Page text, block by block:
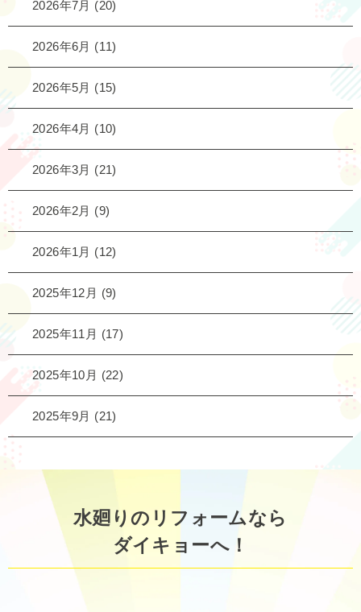
2026年7月 (20)
2026年6月 (11)
2026年5月 (15)
2026年4月 (10)
2026年3月 (21)
2026年2月 (9)
2026年1月 (12)
2025年12月 (9)
2025年11月 (17)
2025年10月 (22)
2025年9月 (21)
水廻りのリフォームなら
ダイキョーへ！